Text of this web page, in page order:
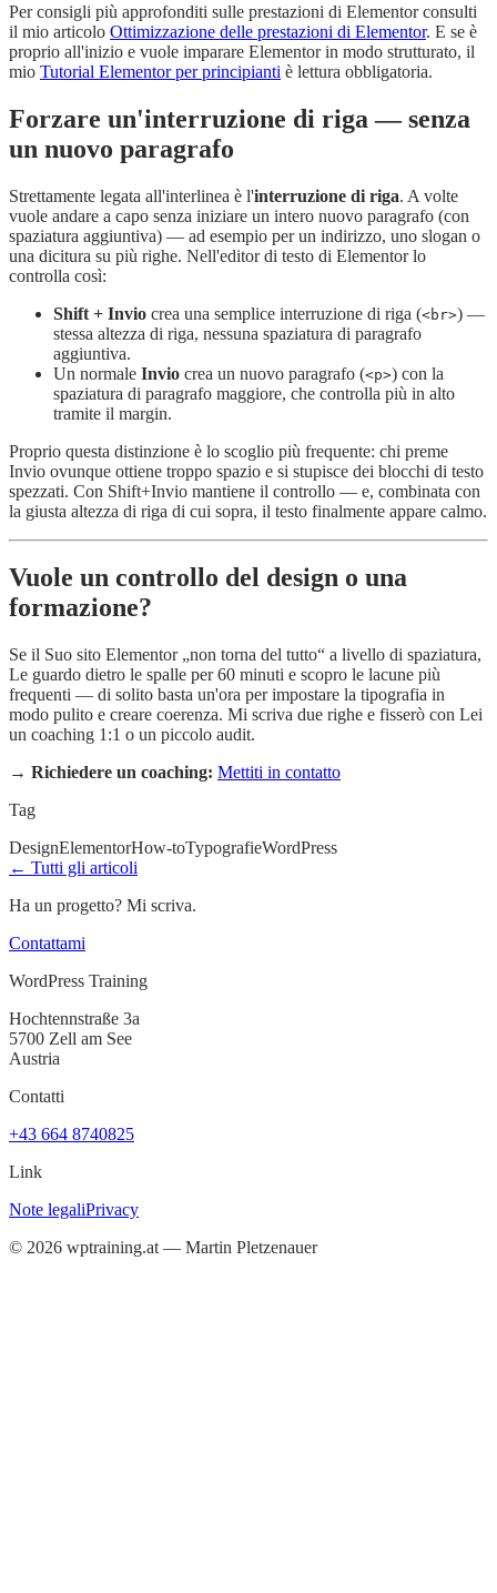
Per consigli più approfonditi sulle prestazioni di Elementor consulti
il mio articolo Ottimizzazione delle prestazioni di Elementor. E se è
proprio all'inizio e vuole imparare Elementor in modo strutturato, il
mio Tutorial Elementor per principianti è lettura obbligatoria.
Forzare un'interruzione di riga — senza
un nuovo paragrafo
Strettamente legata all'interlinea è l'interruzione di riga. A volte
vuole andare a capo senza iniziare un intero nuovo paragrafo (con
spaziatura aggiuntiva) — ad esempio per un indirizzo, uno slogan o
una dicitura su più righe. Nell'editor di testo di Elementor lo
controlla così:
Shift + Invio crea una semplice interruzione di riga (<br>) —
stessa altezza di riga, nessuna spaziatura di paragrafo
aggiuntiva.
Un normale Invio crea un nuovo paragrafo (<p>) con la
spaziatura di paragrafo maggiore, che controlla più in alto
tramite il margin.
Proprio questa distinzione è lo scoglio più frequente: chi preme
Invio ovunque ottiene troppo spazio e si stupisce dei blocchi di testo
spezzati. Con Shift+Invio mantiene il controllo — e, combinata con
la giusta altezza di riga di cui sopra, il testo finalmente appare calmo.
Vuole un controllo del design o una
formazione?
Se il Suo sito Elementor „non torna del tutto“ a livello di spaziatura,
Le guardo dietro le spalle per 60 minuti e scopro le lacune più
frequenti — di solito basta un'ora per impostare la tipografia in
modo pulito e creare coerenza. Mi scriva due righe e fisserò con Lei
un coaching 1:1 o un piccolo audit.
→ Richiedere un coaching: Mettiti in contatto
Tag
DesignElementorHow-toTypografieWordPress
← Tutti gli articoli
Ha un progetto? Mi scriva.
Contattami
WordPress Training
Hochtennstraße 3a
5700 Zell am See
Austria
Contatti
+43 664 8740825
Link
Note legaliPrivacy
© 2026 wptraining.at — Martin Pletzenauer